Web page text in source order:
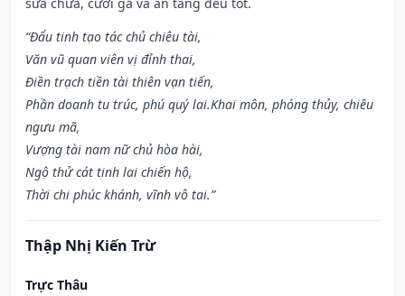
“Đẩu tinh tạo tác chủ chiêu tài,
Văn vũ quan viên vị đỉnh thai,
Điền trạch tiền tài thiên vạn tiến,
Phần doanh tu trúc, phú quý lai.Khai môn, phóng thủy, chiêu
ngưu mã,
Vượng tài nam nữ chủ hòa hài,
Ngộ thử cát tinh lai chiến hộ,
Thời chi phúc khánh, vĩnh vô tai.”
Thập Nhị Kiến Trừ
Trực Thâu